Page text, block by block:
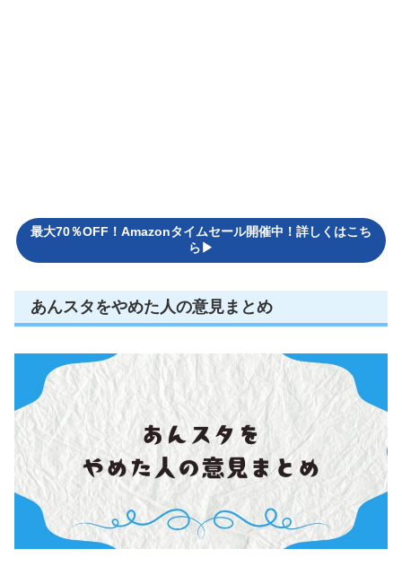
最大70％OFF！Amazonタイムセール開催中！詳しくはこち
ら▶
あんスタをやめた人の意見まとめ